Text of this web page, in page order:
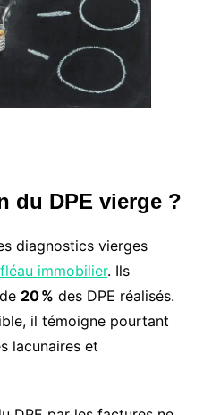
du DPE vierge ?
diagnostics vierges
fléau immobilier. Ils
20 % des DPE réalisés.
il témoigne pourtant
lacunaires et